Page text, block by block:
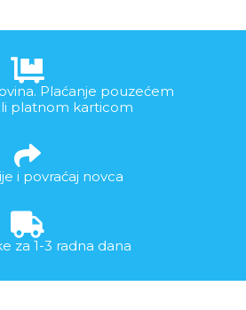
Plaćanje pouzećem
platnom karticom
i povraćaj novca
za 1-3 radna dana